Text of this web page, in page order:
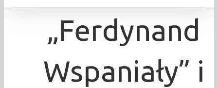
„Ferdynand
Wspaniały” i